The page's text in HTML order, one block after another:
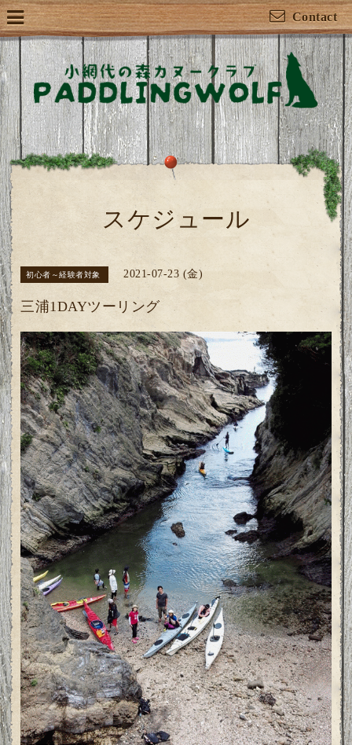
Contact
スケジュール
初心者～経験者対象 2021-07-23 (金)
三浦1DAYツーリング